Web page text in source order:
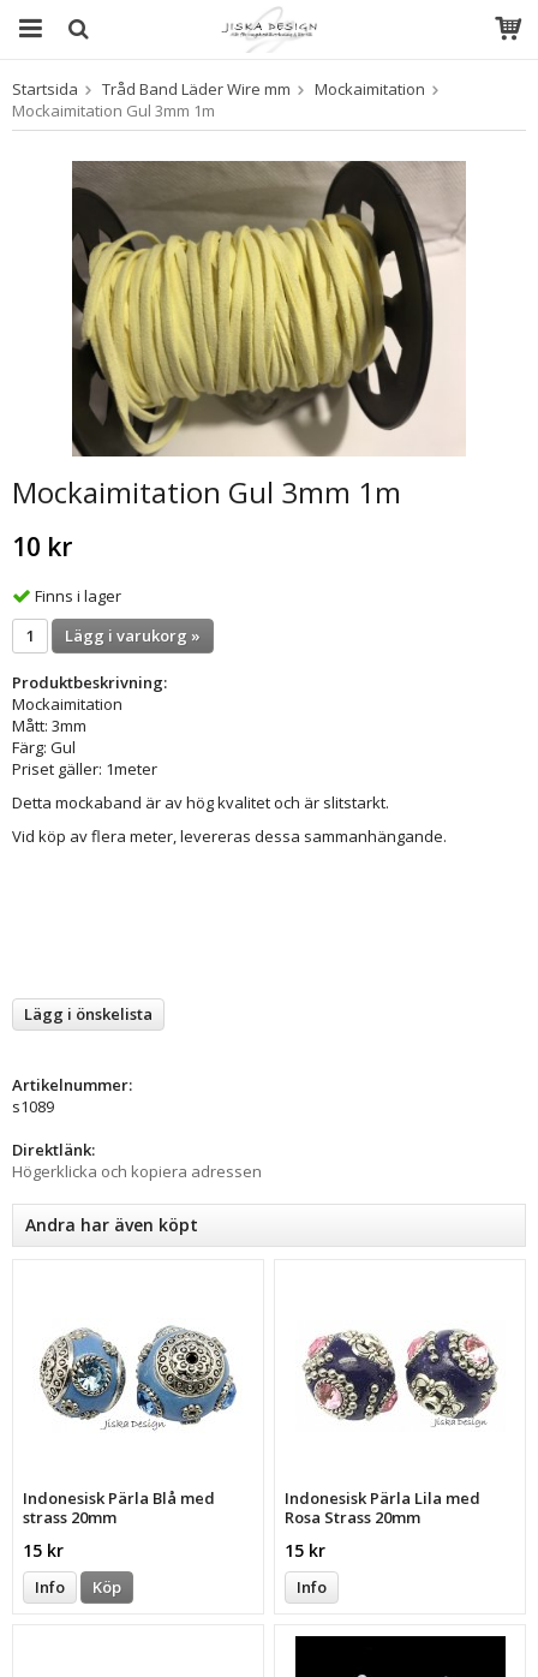
Produkten har blivit tillagd i varukorgen
Startsida Tråd Band Läder Wire mm
Mockaimitation
Mockaimitation Gul 3mm 1m
Mockaimitation Gul 3mm 1m
10 kr
Finns i lager
Lägg i varukorg »
Produktbeskrivning:
Mockaimitation
Mått: 3mm
Färg: Gul
Priset gäller: 1meter
Detta mockaband är av hög kvalitet och är slitstarkt.
Vid köp av flera meter, levereras dessa sammanhängande.
Lägg i önskelista
Artikelnummer:
s1089
Direktlänk:
Högerklicka och kopiera adressen
Andra har även köpt
Indonesisk Pärla Blå med
strass 20mm
15 kr
Info Köp
Indonesisk Pärla Lila med
Rosa Strass 20mm
15 kr
Info